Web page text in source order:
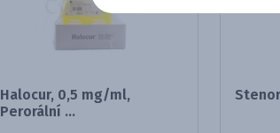
Halocur, 0,5 mg/ml,
Perorální ...